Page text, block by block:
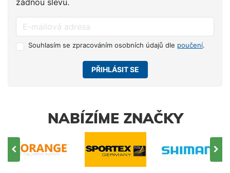
Souhlasím se zpracováním osobních údajů dle poučení.
PŘIHLÁSIT SE
NABÍZÍME ZNAČKY